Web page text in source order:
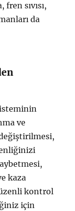
sıvısı,
da
ve
kaza
kontrol
için